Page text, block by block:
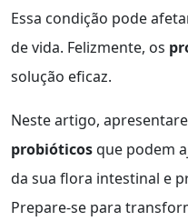
Essa condição pode
de vida. Felizmente, os
solução eficaz.
Neste artigo,
probióticosque podem
da sua flora intestinal e
Prepare-se para